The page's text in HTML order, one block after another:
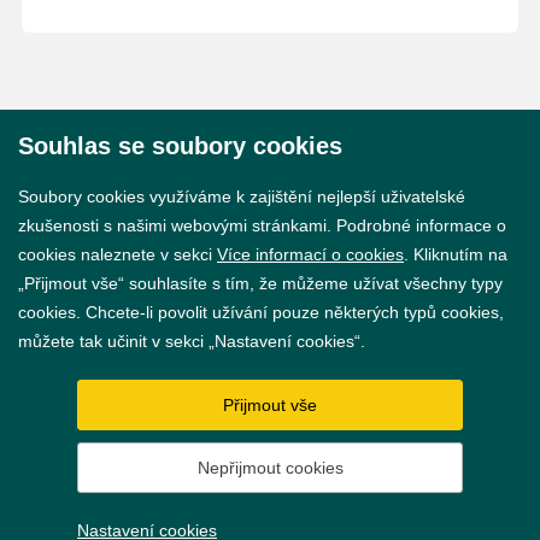
GDPR
Nastavení cookies
Souhlas se soubory cookies
Soubory cookies využíváme k zajištění nejlepší uživatelské
zkušenosti s našimi webovými stránkami. Podrobné informace o
cookies naleznete v sekci Více informací o cookies . Kliknutím na
„Přijmout vše“ souhlasíte s tím, že můžeme užívat všechny typy
cookies. Chcete-li povolit užívání pouze některých typů cookies,
můžete tak učinit v sekci „Nastavení cookies“.
Přijmout vše
Nepřijmout cookies
Nastavení cookies